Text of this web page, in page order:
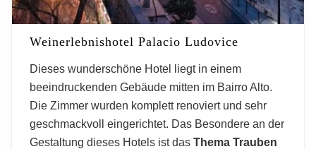
Weinerlebnishotel Palacio Ludovice
Dieses wunderschöne Hotel liegt in einem
beeindruckenden Gebäude mitten im Bairro Alto.
Die Zimmer wurden komplett renoviert und sehr
geschmackvoll eingerichtet. Das Besondere an der
Gestaltung dieses Hotels ist das Thema Trauben